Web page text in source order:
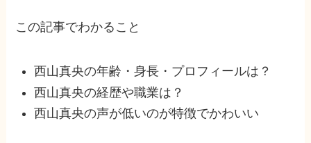
この記事でわかること
西山真央の年齢・身長・プロフィールは？
西山真央の経歴や職業は？
西山真央の声が低いのが特徴でかわいい